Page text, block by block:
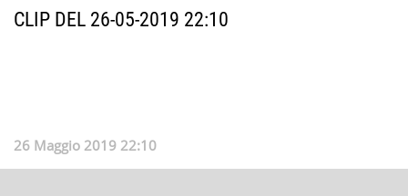
CLIP DEL 26-05-2019 22:10
26 Maggio 2019 22:10